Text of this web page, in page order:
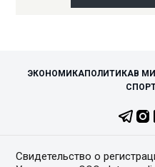
ЭКОНОМИКАПОЛИТИКАВ
Свидетельство о